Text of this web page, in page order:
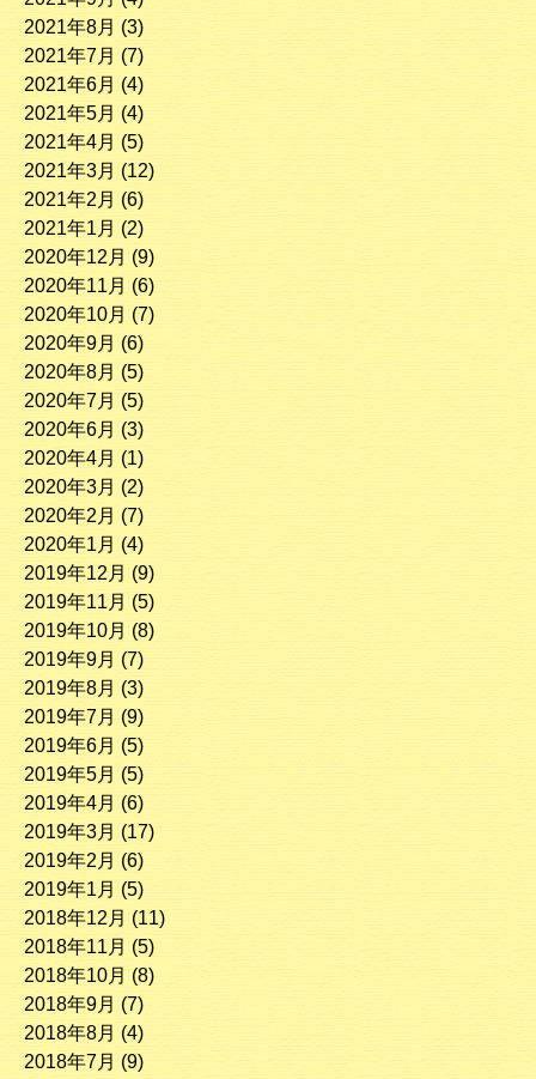
2021年8月 (3)
2021年7月 (7)
2021年6月 (4)
2021年5月 (4)
2021年4月 (5)
2021年3月 (12)
2021年2月 (6)
2021年1月 (2)
2020年12月 (9)
2020年11月 (6)
2020年10月 (7)
2020年9月 (6)
2020年8月 (5)
2020年7月 (5)
2020年6月 (3)
2020年4月 (1)
2020年3月 (2)
2020年2月 (7)
2020年1月 (4)
2019年12月 (9)
2019年11月 (5)
2019年10月 (8)
2019年9月 (7)
2019年8月 (3)
2019年7月 (9)
2019年6月 (5)
2019年5月 (5)
2019年4月 (6)
2019年3月 (17)
2019年2月 (6)
2019年1月 (5)
2018年12月 (11)
2018年11月 (5)
2018年10月 (8)
2018年9月 (7)
2018年8月 (4)
2018年7月 (9)